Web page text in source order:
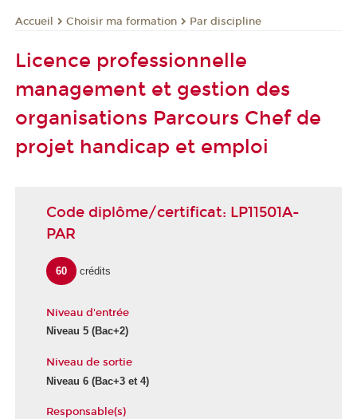
Accueil Choisir ma formation Par discipline
Licence professionnelle
management et gestion des
organisations Parcours Chef de
projet handicap et emploi
Code diplôme/certificat: LP11501A-
PAR
60 crédits
Niveau d'entrée
Niveau 5 (Bac+2)
Niveau de sortie
Niveau 6 (Bac+3 et 4)
Responsable(s)